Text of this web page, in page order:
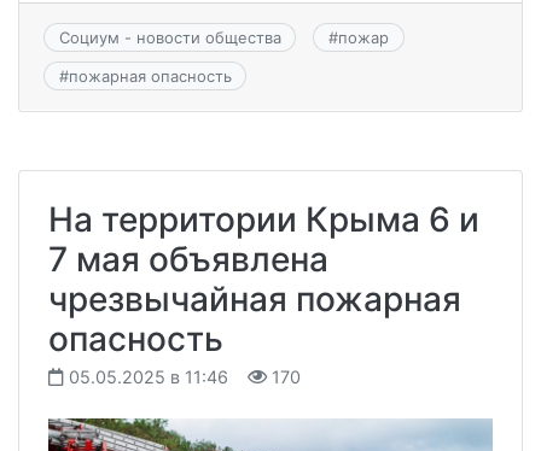
Социум - новости общества #пожар
#пожарная опасность
На территории Крыма 6 и
7 мая объявлена
чрезвычайная пожарная
опасность
05.05.2025 в 11:46 170